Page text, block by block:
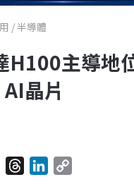
/半導體
H100主導地
晶片